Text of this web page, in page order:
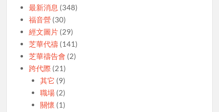
最新消息 (348)
福音營 (30)
經文圖片 (29)
芝華代禱 (141)
芝華禱告會 (2)
跨代際 (21)
其它 (9)
職場(2)
關懷 (1)